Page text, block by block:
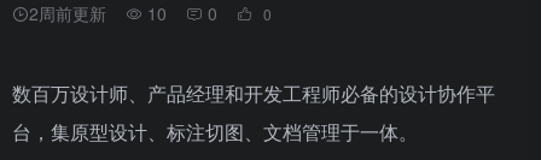
2周前更新 10 0 0
数百万设计师、产品经理和开发工程师必备的设计协作平
台，集原型设计、标注切图、文档管理于一体。